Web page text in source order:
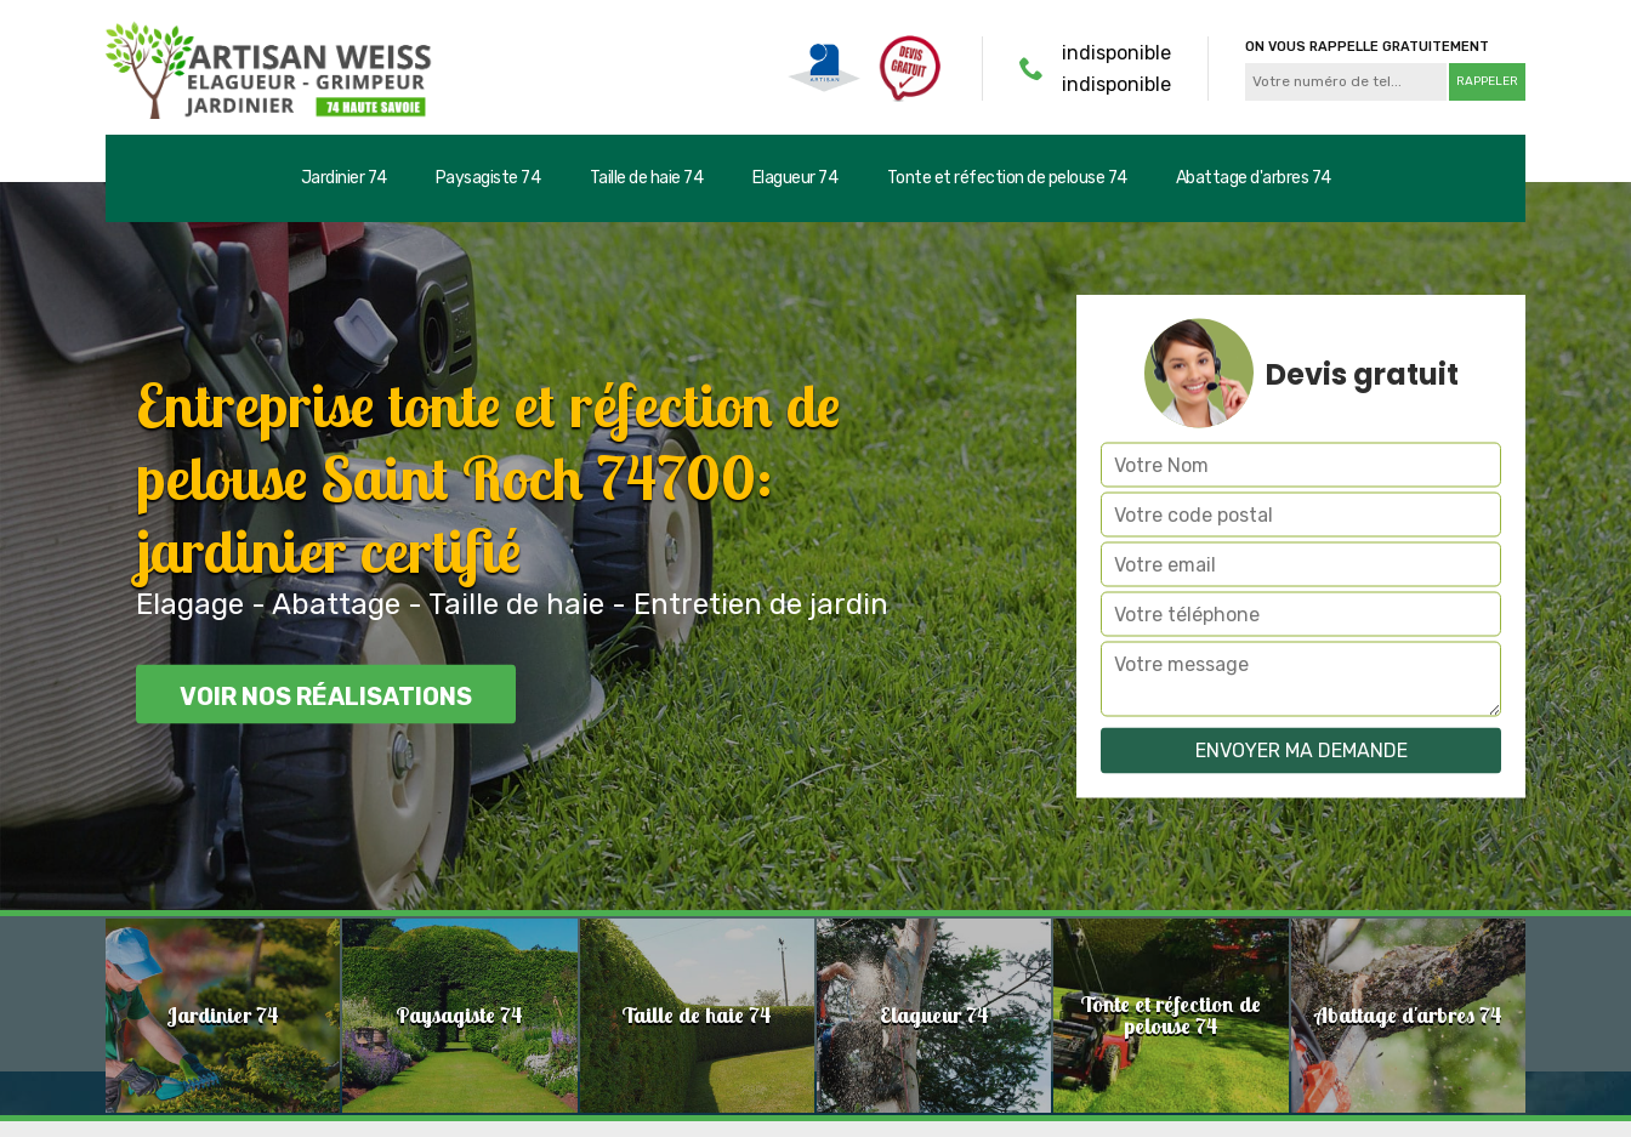
indisponible
indisponible
ON VOUS RAPPELLE GRATUITEMENT
Jardinier 74 Paysagiste 74 Taille de haie 74 Elagueur 74 Tonte et réfection de pelouse 74 Abattage d'arbres 74
Entreprise tonte et réfection de
pelouse Saint Roch 74700:
jardinier certifié
Elagage - Abattage - Taille de haie - Entretien de jardin
VOIR NOS RÉALISATIONS
Devis gratuit
Jardinier 74 Paysagiste 74 Taille de haie 74 Elagueur 74 Tonte et réfection de
pelouse 74 Abattage d'arbres 74